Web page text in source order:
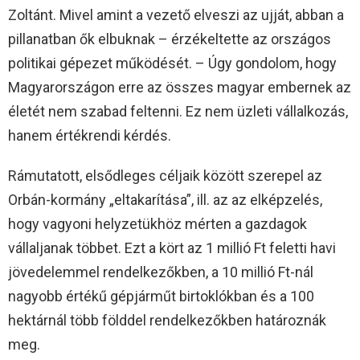
Zoltánt. Mivel amint a vezető elveszi az ujját, abban a
pillanatban ők elbuknak – érzékeltette az országos
politikai gépezet működését. – Úgy gondolom, hogy
Magyarországon erre az összes magyar embernek az
életét nem szabad feltenni. Ez nem üzleti vállalkozás,
hanem értékrendi kérdés.
Rámutatott, elsődleges céljaik között szerepel az
Orbán-kormány „eltakarítása”, ill. az az elképzelés,
hogy vagyoni helyzetükhöz mérten a gazdagok
vállaljanak többet. Ezt a kört az 1 millió Ft feletti havi
jövedelemmel rendelkezőkben, a 10 millió Ft-nál
nagyobb értékű gépjárműt birtoklókban és a 100
hektárnál több földdel rendelkezőkben határoznák
meg.